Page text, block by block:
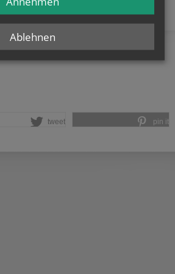
tweet pin it
Ablehnen